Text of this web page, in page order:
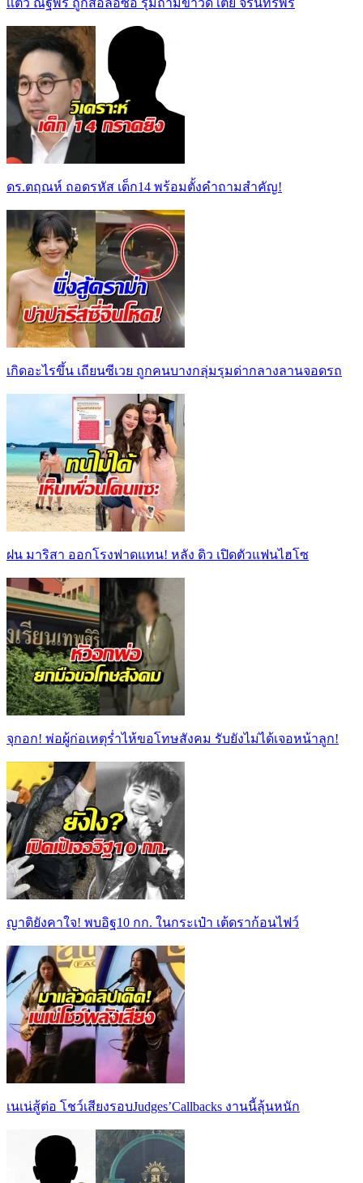
เเต้ว ณฐพร ถูกสื่อล่อซื้อ รุมถามข่าวดี เต้ย จรินทร์พร
ดร.ตฤณห์ ถอดรหัส เด็ก14 พร้อมตั้งคำถามสำคัญ!
เกิดอะไรขึ้น เถียนซีเวย ถูกคนบางกลุ่มรุมด่ากลางลานจอดรถ
ฝน มาริสา ออกโรงฟาดแทน! หลัง ดิว เปิดตัวแฟนไฮโซ
จุกอก! พ่อผู้ก่อเหตุร่ำไห้ขอโทษสังคม รับยังไม่ได้เจอหน้าลูก!
ญาติยังคาใจ! พบอิฐ10 กก. ในกระเป๋า เต้ดราก้อนไฟว์
เนเน่สู้ต่อ โชว์เสียงรอบJudges’Callbacks งานนี้ลุ้นหนัก